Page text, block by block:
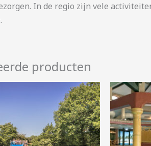
In de regio zijn vele
producten